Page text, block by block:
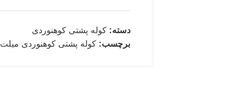
دسته: کوله پشتی کوهنوردی
برچسب: کوله پشتی کوهنوردی میلت